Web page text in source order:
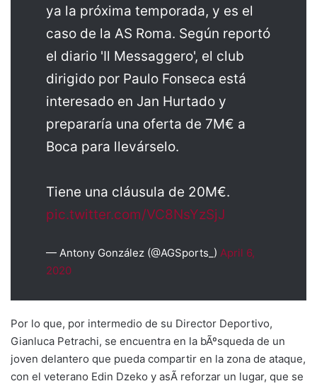
ya la próxima temporada, y es el
caso de la AS Roma. Según reportó
el diario 'Il Messaggero', el club
dirigido por Paulo Fonseca está
interesado en Jan Hurtado y
prepararía una oferta de 7M€ a
Boca para llevárselo.
Tiene una cláusula de 20M€.
pic.twitter.com/VC8NsYzSjJ
— Antony González (@AGSports_) April 6,
2020
Por lo que, por intermedio de su Director Deportivo,
Gianluca Petrachi, se encuentra en la bÃºsqueda de un
joven delantero que pueda compartir en la zona de ataque,
con el veterano Edin Dzeko y asÃ­ reforzar un lugar, que se